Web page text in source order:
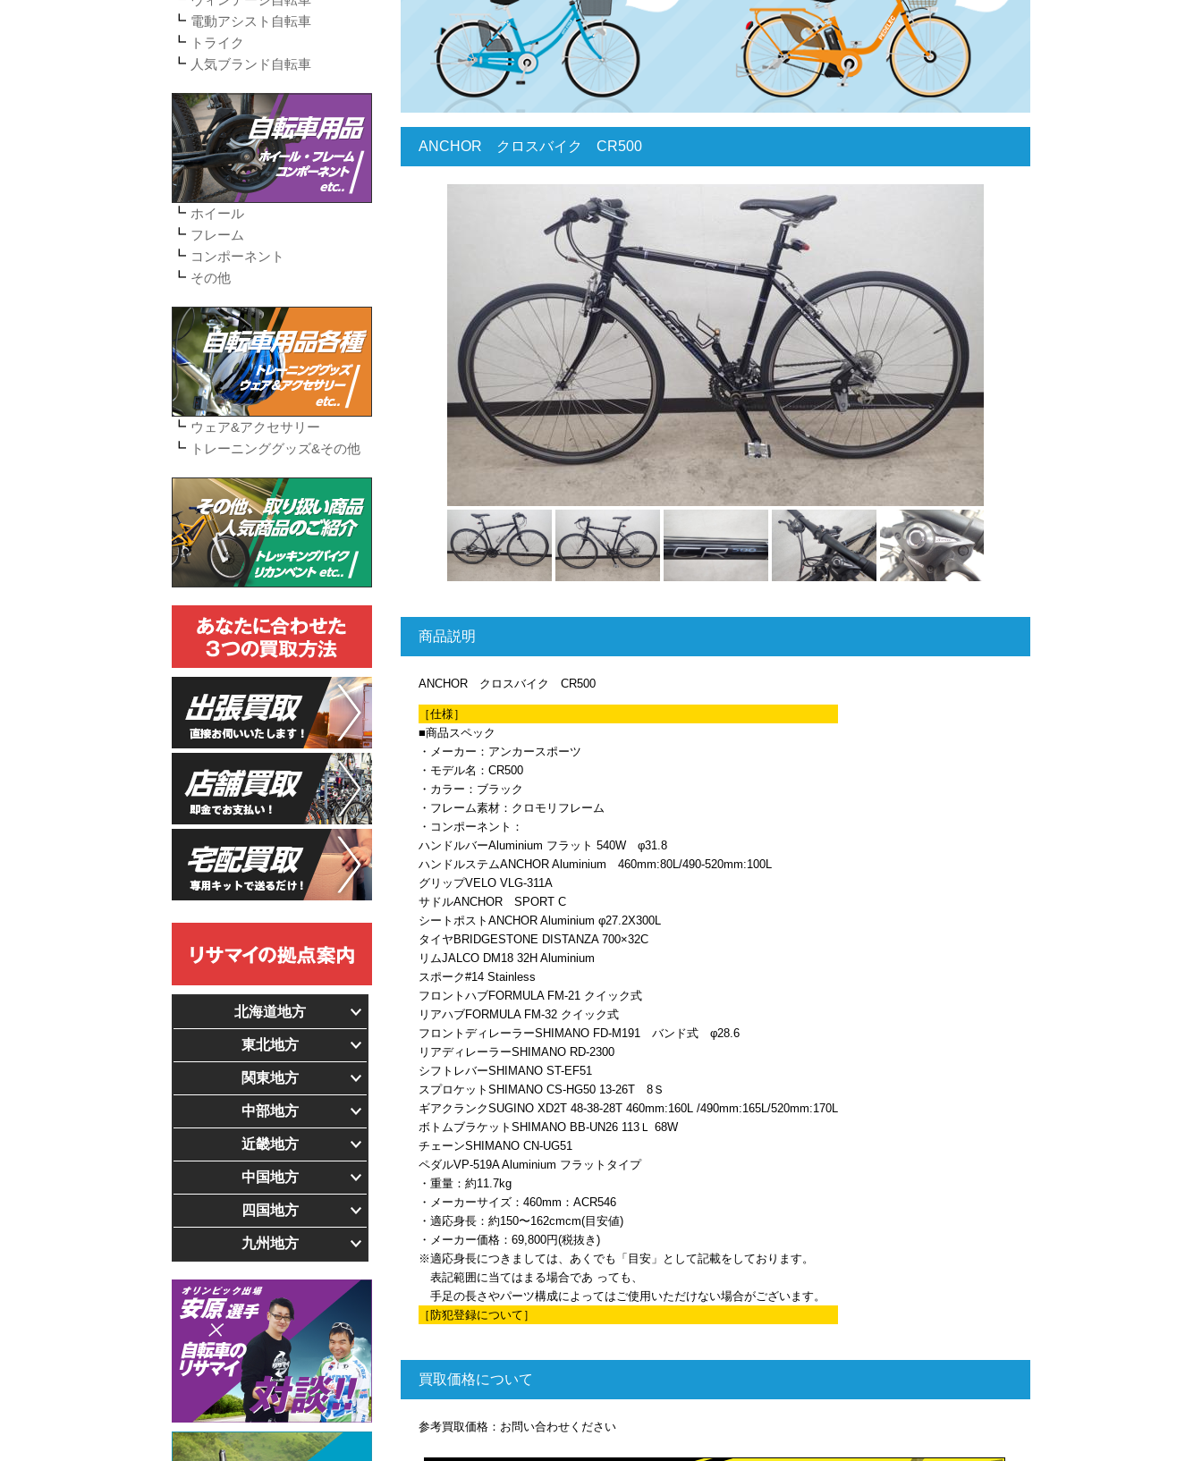
ANCHOR クロスバイク CR500
商品説明
ANCHOR クロスバイク CR500
［仕様］
■商品スペック
・メーカー：アンカースポーツ
・モデル名：CR500
・カラー：ブラック
・フレーム素材：クロモリフレーム
・コンポーネント：
ハンドルバーAluminium フラット 540W φ31.8
ハンドルステムANCHOR Aluminium 460mm:80L/490-520mm:100L
グリップVELO VLG-311A
サドルANCHOR SPORT C
シートポストANCHOR Aluminium φ27.2X300L
タイヤBRIDGESTONE DISTANZA 700×32C
リムJALCO DM18 32H Aluminium
スポーク#14 Stainless
フロントハブFORMULA FM-21 クイック式
リアハブFORMULA FM-32 クイック式
フロントディレーラーSHIMANO FD-M191 バンド式 φ28.6
リアディレーラーSHIMANO RD-2300
シフトレバーSHIMANO ST-EF51
スプロケットSHIMANO CS-HG50 13-26T 8Ｓ
ギアクランクSUGINO XD2T 48-38-28T 460mm:160L /490mm:165L/520mm:170L
ボトムブラケットSHIMANO BB-UN26 113Ｌ 68W
チェーンSHIMANO CN-UG51
ペダルVP-519A Aluminium フラットタイプ
・重量：約11.7kg
・メーカーサイズ：460mm：ACR546
・適応身長：約150〜162cmcm(目安値)
・メーカー価格：69,800円(税抜き)
※適応身長につきましては、あくでも「目安」として記載をしております。
表記範囲に当てはまる場合であ っても、
手足の長さやパーツ構成によってはご使用いただけない場合がございます。
［防犯登録について］
買取価格について
参考買取価格：お問い合わせください
電動アシスト自転車
トライク
人気ブランド自転車
ホイール
フレーム
コンポーネント
その他
ウェア&アクセサリー
トレーニンググッズ&その他
北海道地方
東北地方
関東地方
中部地方
近畿地方
中国地方
四国地方
九州地方